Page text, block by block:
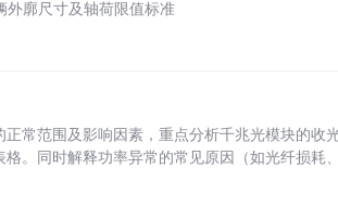
外廓尺寸及轴荷限值标准
常范围及影响因素，重点分析千兆光模块的收
。同时解释功率异常的常见原因（如光纤损耗